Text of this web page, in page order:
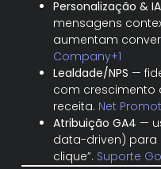
Personalização & IA
mensagens
aumentam
Company+1
Lealdade/NPS —
com crescimento
receita. Net
Atribuição GA4 —
data-driven) para
clique”. Suporte